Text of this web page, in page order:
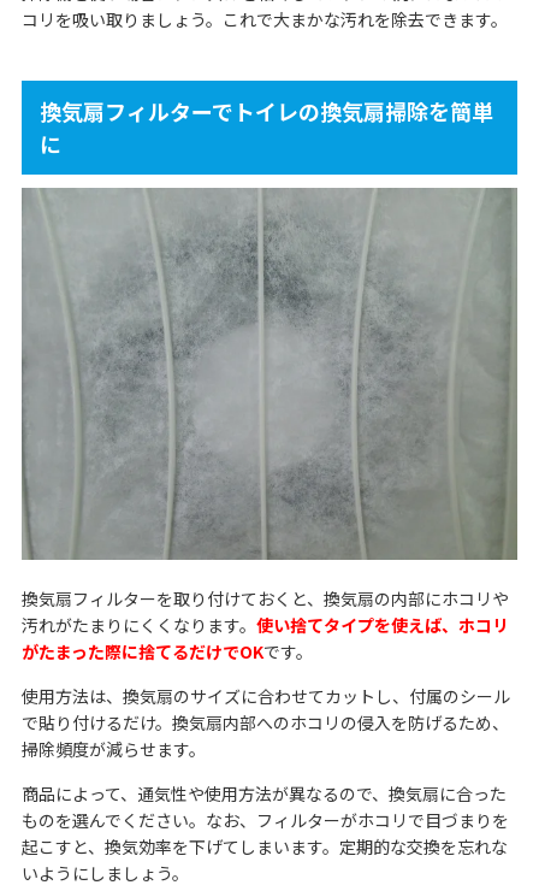
コリを吸い取りましょう。これで大まかな汚れを除去できます。
換気扇フィルターでトイレの換気扇掃除を簡単
に
換気扇フィルターを取り付けておくと、換気扇の内部にホコリや
汚れがたまりにくくなります。 使い捨てタイプを使えば、ホコリ
がたまった際に捨てるだけでOKです。
使用方法は、換気扇のサイズに合わせてカットし、付属のシール
で貼り付けるだけ。換気扇内部へのホコリの侵入を防げるため、
掃除頻度が減らせます。
商品によって、通気性や使用方法が異なるので、換気扇に合った
ものを選んでください。なお、フィルターがホコリで目づまりを
起こすと、換気効率を下げてしまいます。定期的な交換を忘れな
いようにしましょう。